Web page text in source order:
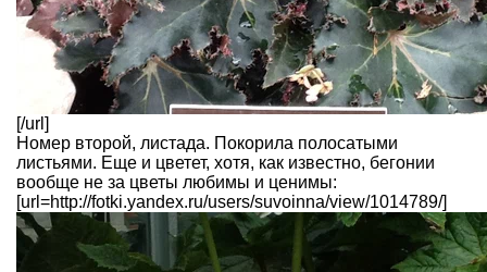
[/url]
Номер второй, листада. Покорила полосатыми
листьями. Еще и цветет, хотя, как известно, бегонии
вообще не за цветы любимы и ценимы:
[url=http://fotki.yandex.ru/users/suvoinna/view/1014789/]